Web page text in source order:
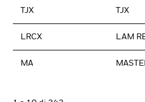
TJX TJX
LRCX LAM
MA